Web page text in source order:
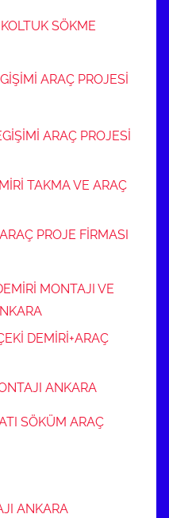
SÖKME
ARAÇ PROJESİ
ARAÇ PROJESİ
TAKMA VE ARAÇ
PROJE FİRMASI
MONTAJI VE
DEMİRİ+ARAÇ
ANKARA
SÖKÜM ARAÇ
ANKARA